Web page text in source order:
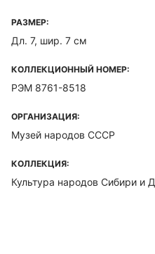
РАЗМЕР:
Дл. 7, шир. 7 см
КОЛЛЕКЦИОННЫЙ НОМЕР:
РЭМ 8761-8518
ОРГАНИЗАЦИЯ:
Музей народов СССР
КОЛЛЕКЦИЯ:
Культура народов Сибири и